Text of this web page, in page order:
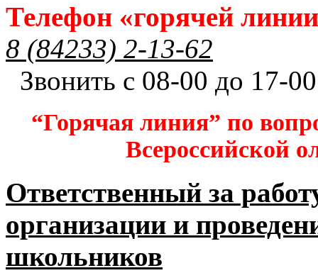
Телефон «горячей
8 (84233) 2-13-62
Звонить с 08-00 до 17-
“Горячая линия” по
Всероссийской
Ответственный за
организации и
школьников​